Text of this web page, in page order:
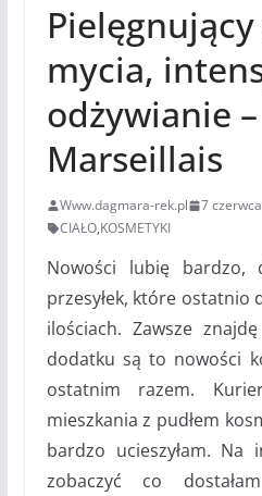
mycia,
odżywianie
Marseillais
Www.dagmara-rek.pl 7
CIAŁO,KOSMETYKI
Nowości lubię bardzo,
przesyłek, które ostatnio
ilościach. Zawsze
dodatku są to nowości
ostatnim razem.
mieszkania z pudłem
bardzo ucieszyłam. Na
zobaczyć co